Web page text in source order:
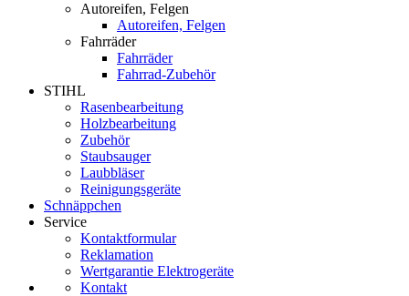
Autoreifen, Felgen
Autoreifen, Felgen
Fahrräder
Fahrräder
Fahrrad-Zubehör
STIHL
Rasenbearbeitung
Holzbearbeitung
Zubehör
Staubsauger
Laubbläser
Reinigungsgeräte
Schnäppchen
Service
Kontaktformular
Reklamation
Wertgarantie Elektrogeräte
Kontakt